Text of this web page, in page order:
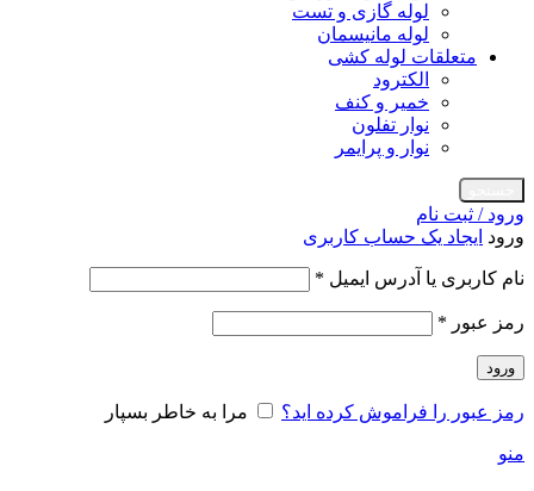
لوله گازی و تست
لوله مانیسمان
متعلقات لوله کشی
الکترود
خمیر و کنف
نوار تفلون
نوار و پرایمر
ورود / ثبت نام
ورود ایجاد یک حساب کاربری
نام کاربری یا آدرس ایمیل *
رمز عبور *
ورود
رمز عبور را فراموش کرده اید؟ مرا به خاطر بسپار
منو